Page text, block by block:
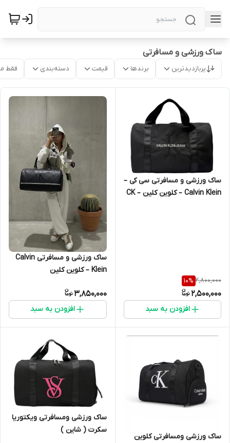
ساک ورزشی و مسافرتی
پربازدیدترین برندها قیمت دسته‌بندی فقط
ساک ورزشی و مسافرتی سی کی –
Calvin Klein – کلوین کلین – CK
2,800,000
10%
2,500,000
افزودن به سبد
ساک ورزشی و مسافرتی Calvin
Klein – کلوین کلین
3,850,000
افزودن به سبد
ساک ورزشی ومسافرتی کلوین
ساک ورزشی ومسافرتی ویکتوریا
سکرت ( شاین )